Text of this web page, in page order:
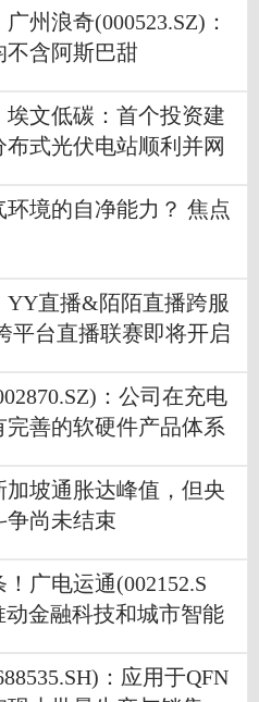
州浪奇(000523.SZ)：
不含阿斯巴甜
埃文低碳：首个投资建
布式光伏电站顺利并网
环境的自净能力？ 焦点
YY直播&陌陌直播跨服
平台直播联赛即将开启
：公司在充电
完善的软硬件产品体系
加坡通胀达峰值，但央
争尚未结束
广电运通(002152.S
动金融科技和城市智能
：应用于QFN